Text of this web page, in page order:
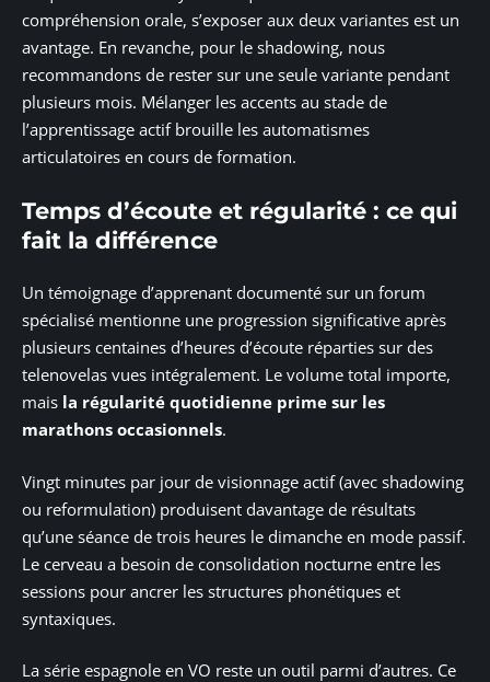
compréhension orale, s’exposer aux deux variantes est un
avantage. En revanche, pour le shadowing, nous
recommandons de rester sur une seule variante pendant
plusieurs mois. Mélanger les accents au stade de
l’apprentissage actif brouille les automatismes
articulatoires en cours de formation.
Temps d’écoute et régularité : ce qui
fait la différence
Un témoignage d’apprenant documenté sur un forum
spécialisé mentionne une progression significative après
plusieurs centaines d’heures d’écoute réparties sur des
telenovelas vues intégralement. Le volume total importe,
mais la régularité quotidienne prime sur les
marathons occasionnels.
Vingt minutes par jour de visionnage actif (avec shadowing
ou reformulation) produisent davantage de résultats
qu’une séance de trois heures le dimanche en mode passif.
Le cerveau a besoin de consolidation nocturne entre les
sessions pour ancrer les structures phonétiques et
syntaxiques.
La série espagnole en VO reste un outil parmi d’autres. Ce